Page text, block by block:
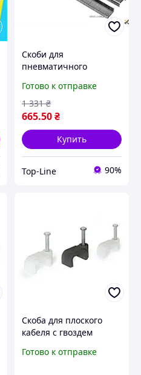
Скоби для
пневматичного
мм 12000 шт для
крепления материалов
Готово к отправке
665.50₴
1 331 ₴
Купить
Top-Line 90%
Скоба для плоского
кабеля с гвоздем
(100шт)
Готово к отправке